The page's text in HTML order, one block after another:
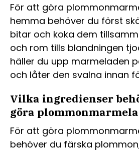
För att göra
hemma behöver du först
bitar och koka dem
och rom tills blandningen
häller du upp marmeladen
och låter den svalna innan
Vilka ingredienser
göra
För att göra
behöver du färska